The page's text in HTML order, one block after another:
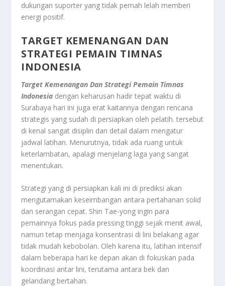
dukungan suporter yang tidak pernah lelah memberi
energi positif.
TARGET KEMENANGAN DAN
STRATEGI PEMAIN TIMNAS
INDONESIA
Target Kemenangan Dan Strategi Pemain Timnas
Indonesia dengan keharusan hadir tepat waktu di
Surabaya hari ini juga erat kaitannya dengan rencana
strategis yang sudah di persiapkan oleh pelatih. tersebut
di kenal sangat disiplin dan detail dalam mengatur
jadwal latihan. Menurutnya, tidak ada ruang untuk
keterlambatan, apalagi menjelang laga yang sangat
menentukan.
Strategi yang di persiapkan kali ini di prediksi akan
mengutamakan keseimbangan antara pertahanan solid
dan serangan cepat. Shin Tae-yong ingin para
pemainnya fokus pada pressing tinggi sejak menit awal,
namun tetap menjaga konsentrasi di lini belakang agar
tidak mudah kebobolan. Oleh karena itu, latihan intensif
dalam beberapa hari ke depan akan di fokuskan pada
koordinasi antar lini, terutama antara bek dan
gelandang bertahan.